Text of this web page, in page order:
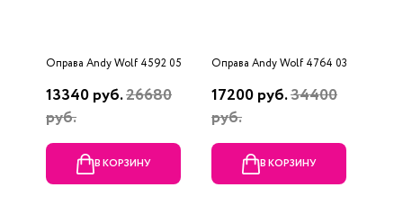
Оправа Andy Wolf 4592 05
13340 руб.26680
руб.
В КОРЗИНУ
Оправа Andy Wolf 4764 03
17200 руб.34400
руб.
В КОРЗИНУ